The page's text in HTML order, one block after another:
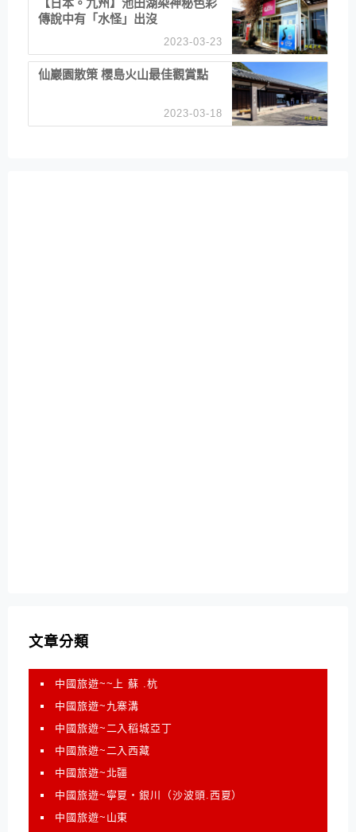
【日本。九州】池田湖染神秘色彩
傳說中有「水怪」出沒
2023-03-23
仙巖園散策 櫻島火山最佳觀賞點
2023-03-18
文章分類
中國旅遊~~上 蘇 .杭
中國旅遊~九寨溝
中國旅遊~二入稻城亞丁
中國旅遊~二入西藏
中國旅遊~北疆
中國旅遊~寧夏‧銀川（沙波頭.西夏）
中國旅遊~山東